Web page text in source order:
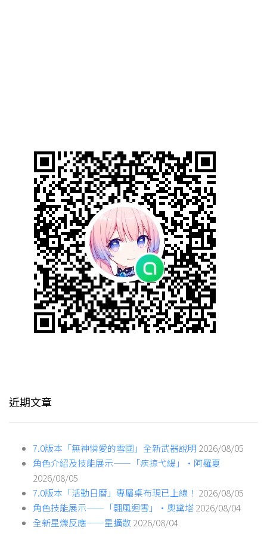
近期文章
7.0版本「無神憐愛的雪國」全新武器說明 2026/08/05
角色介紹及技能展示——「疾掠弋緹」·阿羅夏
2026/08/05
7.0版本「活動日曆」專屬桌布現已上線！ 2026/08/05
角色技能展示——「翾風迴雪」·奧黛塔2026/08/04
全新星爍反應——星擴散2026/08/04